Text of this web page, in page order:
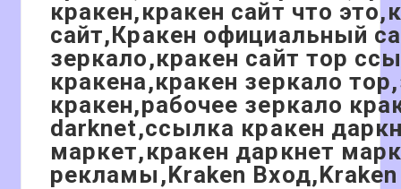
кракен,кракен сайт что
сайт,Кракен официальный
зеркало,кракен сайт тор
кракена,кракен зеркало
кракен,рабочее зеркало
darknet,ссылка кракен
маркет,кракен даркнет
рекламы,Kraken Вход,Kraken